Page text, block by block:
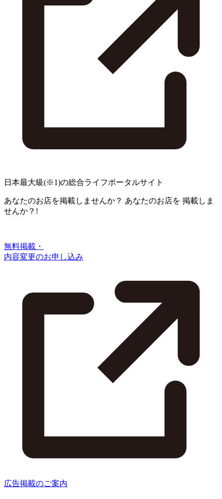
日本最大級(※1)の総合ライフポータルサイト
あなたのお店を掲載しませんか？ あなたのお店を 掲載しま
せんか？!
無料掲載・
内容変更のお申し込み
広告掲載のご案内